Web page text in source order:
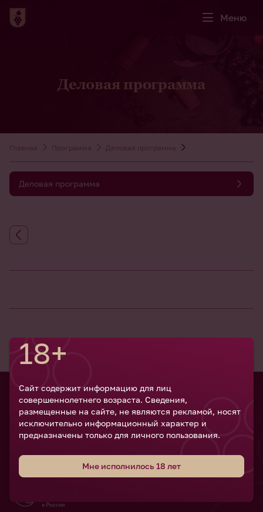
Меню
Деловая программа
Главная Программа Деловая программа
Деловая программа
Российский
винодельческий
форум
18+
Сайт содержит информацию для лиц
совершеннолетнего возраста. Сведения,
размещенные на сайте, не являются рекламой, носят
исключительно информационный характер и
предназначены только для личного пользования.
Мне исполнилось 18 лет